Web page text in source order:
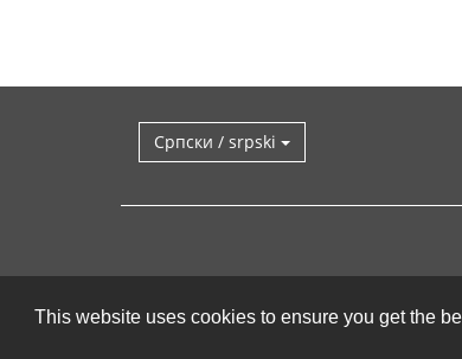
This website uses cookies to ensure you get the
Српски / srpski